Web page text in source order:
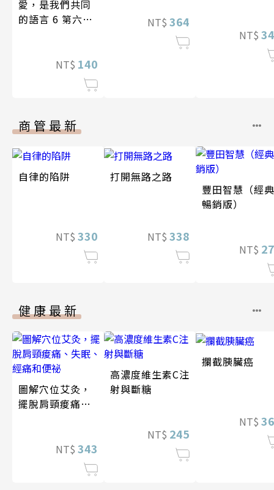
愛，是我們共同
的語言 6 第六屆
NT$ 140
NT$ 364
NT$
商管最新
自律的陷阱
NT$ 330
打開無路之路
NT$ 338
豐田智慧（經典
暢銷版）
NT$
健康最新
圖解穴位艾灸，
擺脫肩頸痠痛、
NT$ 343
高濃度維生素C注
射與斷糖
NT$ 245
攔截胰臟癌
NT$